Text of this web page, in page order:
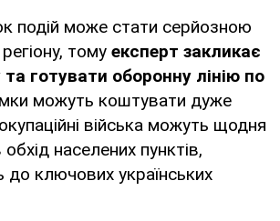
подій може стати серйозною
тому експерт закликає
готувати оборонну лінію по
можуть коштувати дуже
війська можуть щодня
населених пунктів,
ключових українських